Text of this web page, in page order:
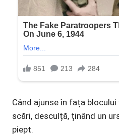
Când ajunse în fața
scări, desculță, ținând un
piept.